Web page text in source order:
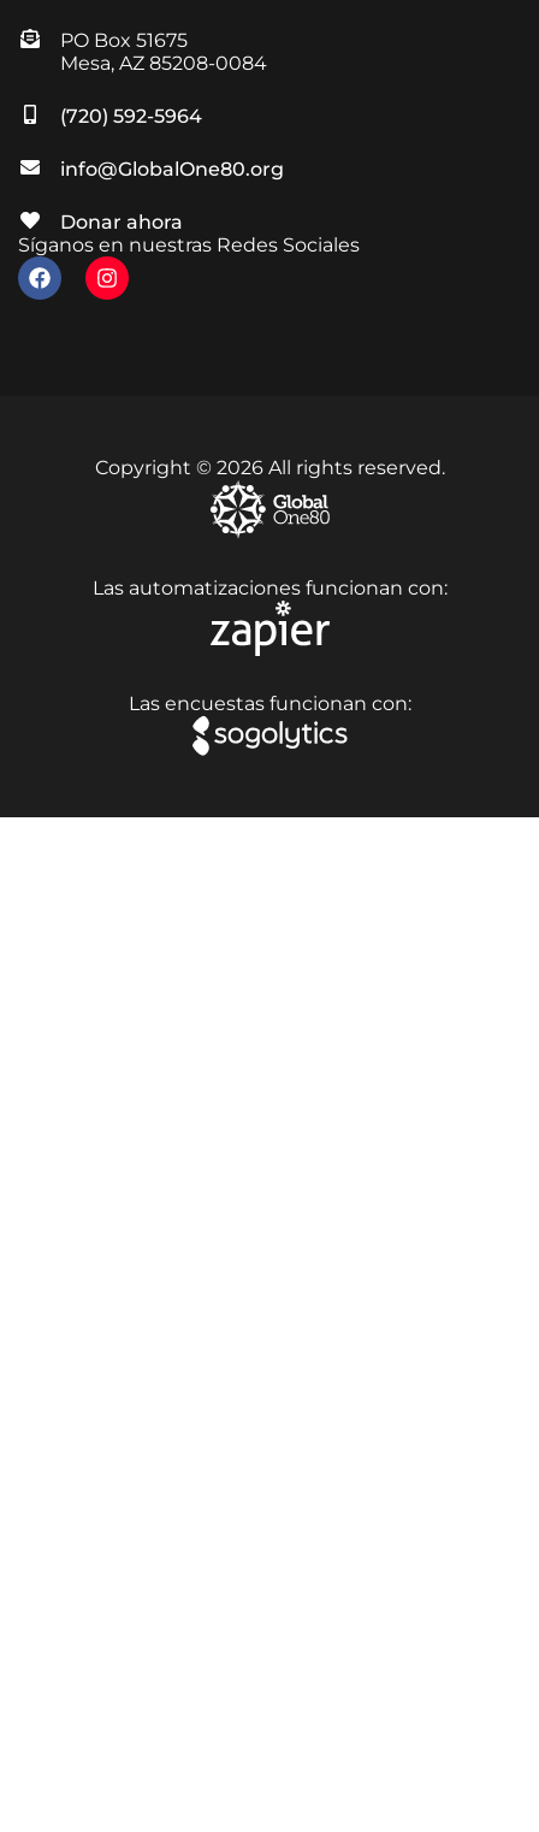
PO Box 51675
Mesa, AZ 85208-0084
(720) 592-5964
info@GlobalOne80.org
Donar ahora
Síganos en nuestras Redes Sociales
Copyright © 2026 All rights reserved.
Las automatizaciones funcionan con:
Las encuestas funcionan con: